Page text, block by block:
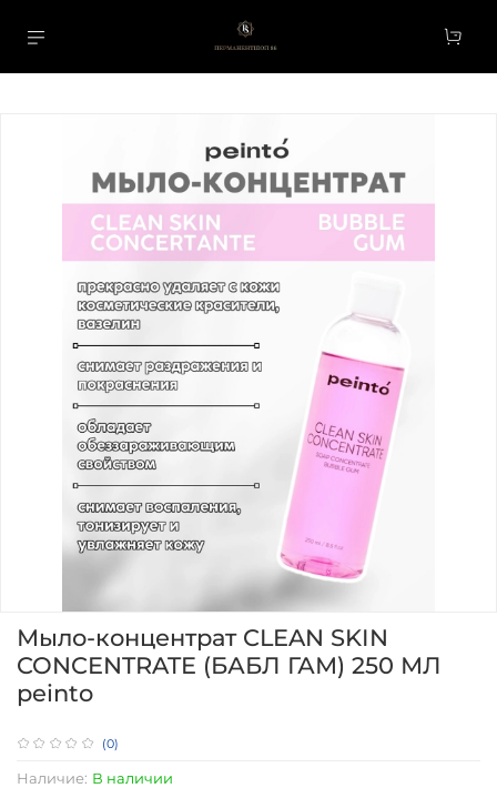
(0)
Наличие: В наличии
Мыло-концентрат CLEAN SKIN
CONCENTRATE (БАБЛ ГАМ) 250 МЛ
peinto